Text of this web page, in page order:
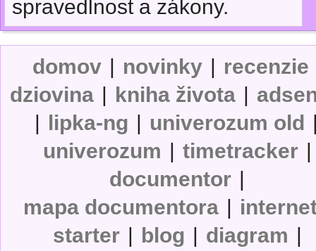
spravedlnost a zákony.
domov | novinky | recenzie
dziovina | kniha života |
| lipka-ng | univerozum old
univerozum | timetracker |
documentor |
mapa documentora |
starter | blog | diagram |